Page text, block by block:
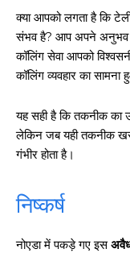
क्या आपको लगता है कि
संभव है? आप अपने अनुभव
कॉलिंग सेवा आपको
कॉलिंग व्यवहार का सामना
यह सही है कि तकनीक का
लेकिन जब यही तकनीक
गंभीर होता है।
निष्कर्ष
नोएडा में पकड़े गए इस